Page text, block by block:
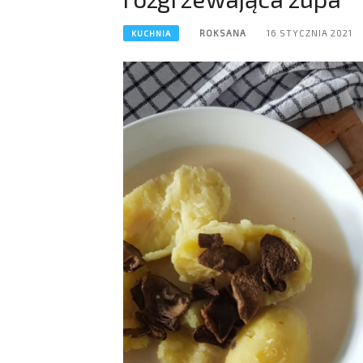
KUCHNIA ROKSANA 16 STYCZNIA 2021